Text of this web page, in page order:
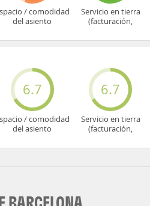
/ comodidad
del asiento
Servicio en tierra
(facturación,
6.7
/ comodidad
del asiento
6.7
Servicio en tierra
(facturación,